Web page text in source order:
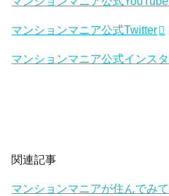
マンションマニア公式Twitter
マンションマニア公式インス
関連記事
マンションマニアが住んでみ